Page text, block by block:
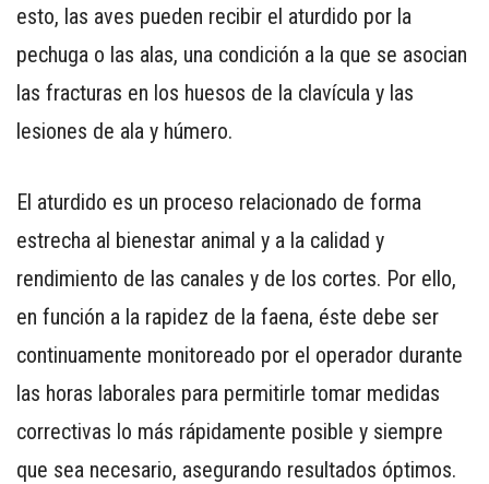
esto, las aves pueden recibir el aturdido por la
pechuga o las alas, una condición a la que se asocian
las fracturas en los huesos de la clavícula y las
lesiones de ala y húmero.
El aturdido es un proceso relacionado de forma
estrecha al bienestar animal y a la calidad y
rendimiento de las canales y de los cortes. Por ello,
en función a la rapidez de la faena, éste debe ser
continuamente monitoreado por el operador durante
las horas laborales para permitirle tomar medidas
correctivas lo más rápidamente posible y siempre
que sea necesario, asegurando resultados óptimos.